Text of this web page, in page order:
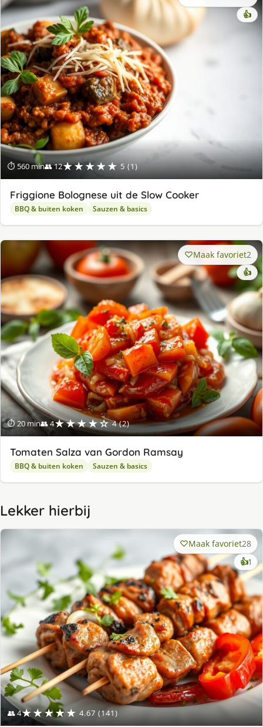
⏱ 560 min👥 12★★★★★ 5 (1)
👍
Friggione Bolognese uit de Slow Cooker
BBQ & buiten koken Sauzen & basics
⏱ 20 min👥 4★★★★☆ 4 (2)
Maak favoriet2
👍
Tomaten Salza van Gordon Ramsay
BBQ & buiten koken Sauzen & basics
Lekker hierbij
👥 4★★★★★ 4.67 (141)
Maak favoriet28
👍1